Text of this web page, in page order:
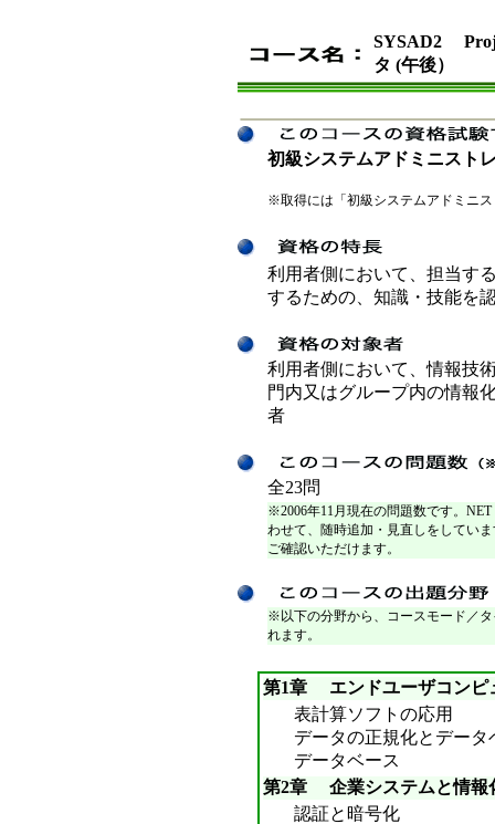
SYSAD2
タ (午後）
初級システムアドミニスト
※取得には「初級システムアドミニ
利用者側において、担当す
するための、知識・技能を
利用者側において、情報技
門内又はグループ内の情報
者
全23問
※2006年11月現在の問題数です。
わせて、随時追加・見直しをしてい
ご確認いただけます。
※以下の分野から、コースモード／
れます。
第1章 エンドユーザコンピ
表計算ソフトの応用
データの正規化とデータ
データベース
第2章 企業システムと情報
認証と暗号化